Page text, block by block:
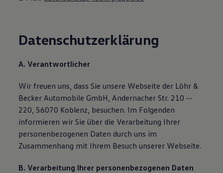
Familie
Elektromobilität
Pannen- und Unfallhilfe
Datenschutzerklärung
A. Verantwortlicher
Wir freuen uns, dass Sie unsere Webseite der Löhr &
Becker Automobile GmbH, Andernacher Str. 210 --
220, 56070 Koblenz, besuchen. Im Folgenden
informieren wir Sie über die Verarbeitung Ihrer
personenbezogenen Daten durch uns im
Zusammenhang mit Ihrem Besuch unserer Webseite.
B. Verarbeitung Ihrer personenbezogenen Daten